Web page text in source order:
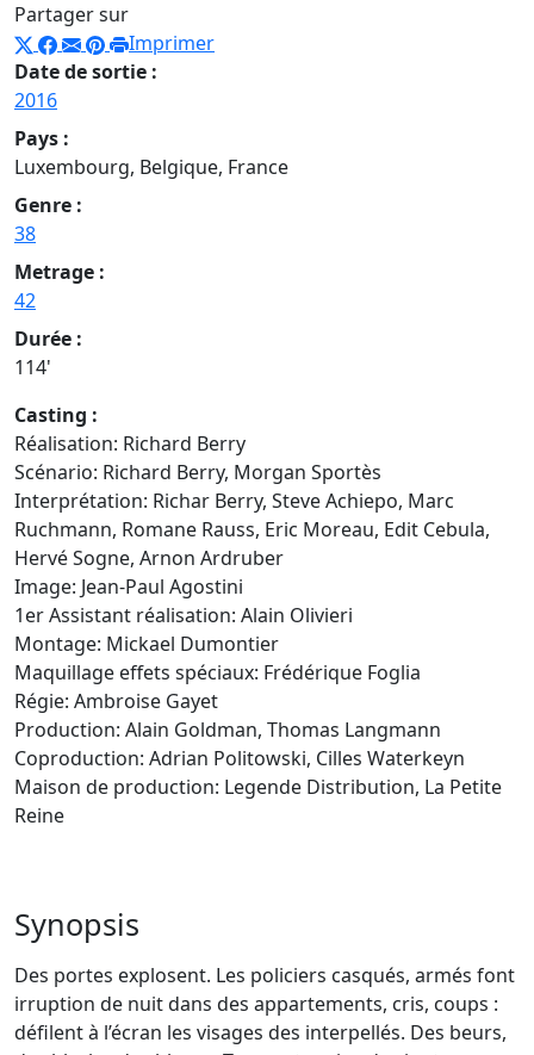
Partager sur
Imprimer
Date de sortie :
2016
Pays :
Luxembourg, Belgique, France
Genre :
38
Metrage :
42
Durée :
114'
Casting :
Réalisation: Richard Berry
Scénario: Richard Berry, Morgan Sportès
Interprétation: Richar Berry, Steve Achiepo, Marc
Ruchmann, Romane Rauss, Eric Moreau, Edit Cebula,
Hervé Sogne, Arnon Ardruber
Image: Jean-Paul Agostini
1er Assistant réalisation: Alain Olivieri
Montage: Mickael Dumontier
Maquillage effets spéciaux: Frédérique Foglia
Régie: Ambroise Gayet
Production: Alain Goldman, Thomas Langmann
Coproduction: Adrian Politowski, Cilles Waterkeyn
Maison de production: Legende Distribution, La Petite
Reine
Synopsis
Des portes explosent. Les policiers casqués, armés font
irruption de nuit dans des appartements, cris, coups :
défilent à l’écran les visages des interpellés. Des beurs,